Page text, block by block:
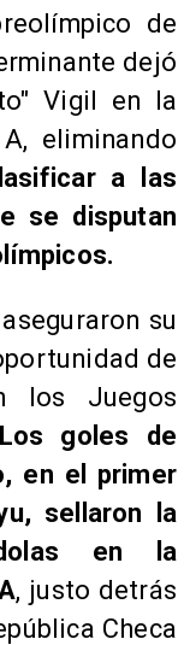
de
dejó
Vigil en la
eliminando
a las
se disputan
su
de
los Juegos
goles de
en el primer
sellaron la
en la
, justo detrás
Checa